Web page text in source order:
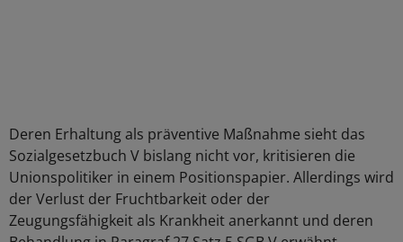
Deren Erhaltung als präventive Maßnahme sieht das
Sozialgesetzbuch V bislang nicht vor, kritisieren die
Unionspolitiker in einem Positionspapier. Allerdings wird
der Verlust der Fruchtbarkeit oder der
Zeugungsfähigkeit als Krankheit anerkannt und deren